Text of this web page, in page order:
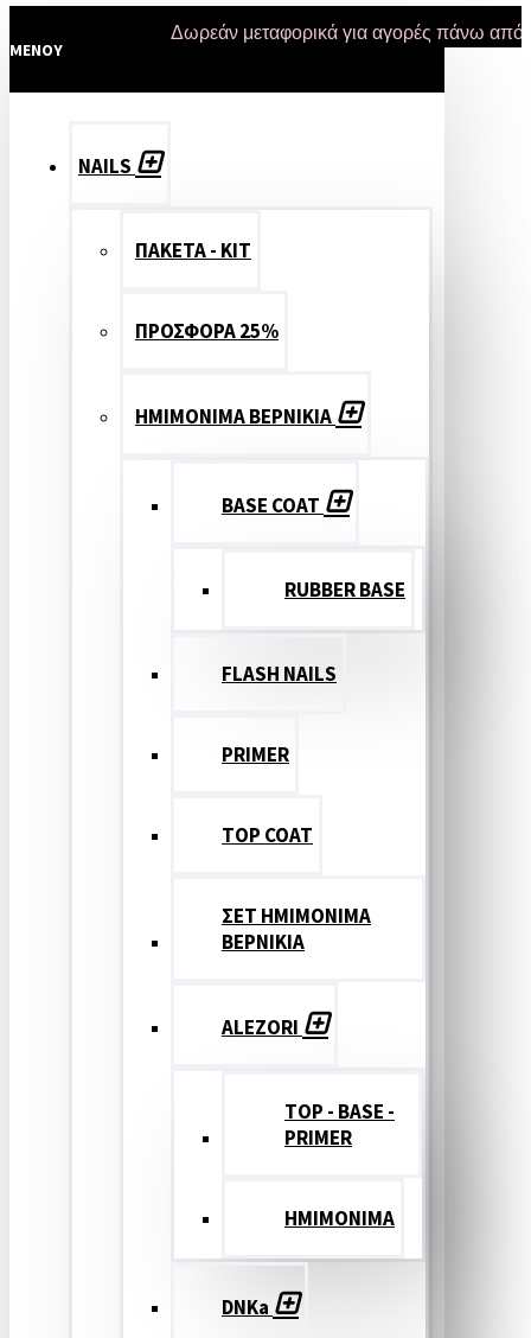
Δωρεάν μεταφορικά για αγορές πάνω από 47
MENOY
NAILS
ΠΑΚΕΤΑ - ΚΙΤ
ΠΡΟΣΦΟΡΑ 25%
ΗΜΙΜΟΝΙΜΑ ΒΕΡΝΙΚΙΑ
BASE COAT
RUBBER BASE
FLASH NAILS
PRIMER
TOP COAT
ΣΕΤ ΗΜΙΜΟΝΙΜΑ
ΒΕΡΝΙΚΙΑ
ALEZORI
TOP - BASE -
PRIMER
ΗΜΙΜΟΝΙΜΑ
DNKa